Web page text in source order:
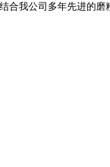
我公司多年先进的